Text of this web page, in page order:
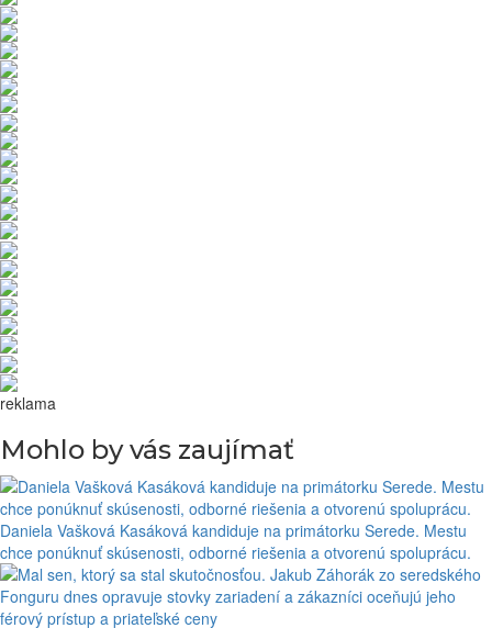
reklama
Mohlo by vás zaujímať
Daniela Vašková Kasáková kandiduje na primátorku Serede. Mestu
chce ponúknuť skúsenosti, odborné riešenia a otvorenú spoluprácu.